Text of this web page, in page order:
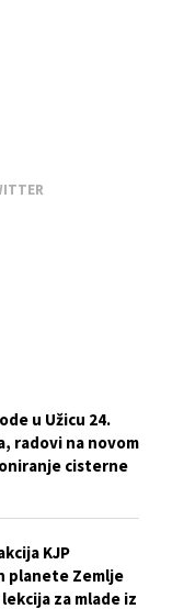
u Užicu 24.
radovi na novom
cisterne
KJP
planete Zemlje
za mlade iz